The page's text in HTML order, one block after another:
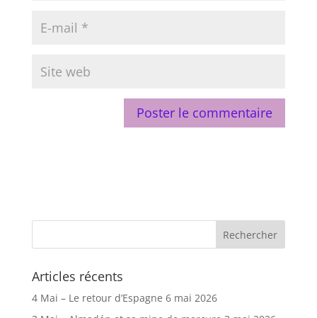
Articles récents
4 Mai – Le retour d’Espagne 6 mai 2026